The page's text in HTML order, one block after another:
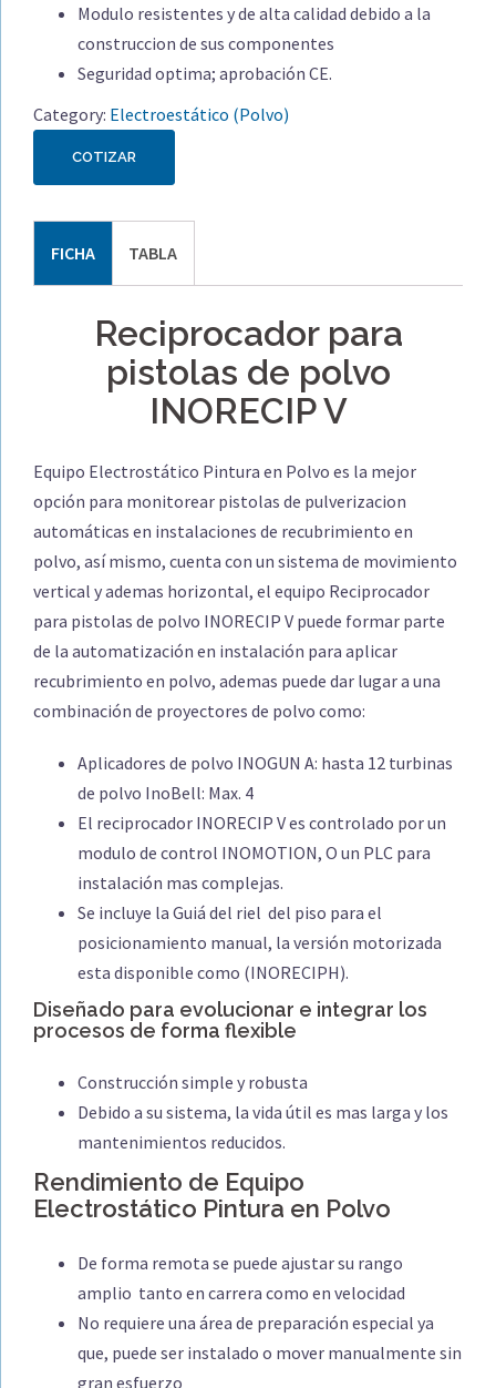
Modulo resistentes y de alta calidad debido a la
construccion de sus componentes
Seguridad optima; aprobación CE.
Category: Electroestático (Polvo)
COTIZAR
FICHA TABLA
Reciprocador para
pistolas de polvo
INORECIP V
Equipo Electrostático Pintura en Polvo es la mejor
opción para monitorear pistolas de pulverizacion
automáticas en instalaciones de recubrimiento en
polvo, así mismo, cuenta con un sistema de movimiento
vertical y ademas horizontal, el equipo Reciprocador
para pistolas de polvo INORECIP V puede formar parte
de la automatización en instalación para aplicar
recubrimiento en polvo, ademas puede dar lugar a una
combinación de proyectores de polvo como:
Aplicadores de polvo INOGUN A: hasta 12 turbinas
de polvo InoBell: Max. 4
El reciprocador INORECIP V es controlado por un
modulo de control INOMOTION, O un PLC para
instalación mas complejas.
Se incluye la Guiá del riel del piso para el
posicionamiento manual, la versión motorizada
esta disponible como (INORECIPH).
Diseñado para evolucionar e integrar los
procesos de forma flexible
Construcción simple y robusta
Debido a su sistema, la vida útil es mas larga y los
mantenimientos reducidos.
Rendimiento de Equipo
Electrostático Pintura en Polvo
De forma remota se puede ajustar su rango
amplio tanto en carrera como en velocidad
No requiere una área de preparación especial ya
que, puede ser instalado o mover manualmente sin
gran esfuerzo